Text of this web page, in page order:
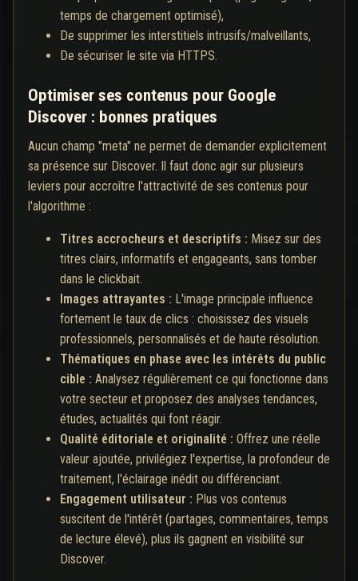
temps de chargement optimisé),
De supprimer les interstitiels intrusifs/malveillants,
De sécuriser le site via HTTPS.
Optimiser ses contenus pour Google
Discover : bonnes pratiques
Aucun champ "meta" ne permet de demander explicitement
sa présence sur Discover. Il faut donc agir sur plusieurs
leviers pour accroître l'attractivité de ses contenus pour
l'algorithme :
Titres accrocheurs et descriptifs : Misez sur des
titres clairs, informatifs et engageants, sans tomber
dans le clickbait.
Images attrayantes : L'image principale influence
fortement le taux de clics : choisissez des visuels
professionnels, personnalisés et de haute résolution.
Thématiques en phase avec les intérêts du public
cible : Analysez régulièrement ce qui fonctionne dans
votre secteur et proposez des analyses tendances,
études, actualités qui font réagir.
Qualité éditoriale et originalité : Offrez une réelle
valeur ajoutée, privilégiez l'expertise, la profondeur de
traitement, l'éclairage inédit ou différenciant.
Engagement utilisateur : Plus vos contenus
suscitent de l'intérêt (partages, commentaires, temps
de lecture élevé), plus ils gagnent en visibilité sur
Discover.